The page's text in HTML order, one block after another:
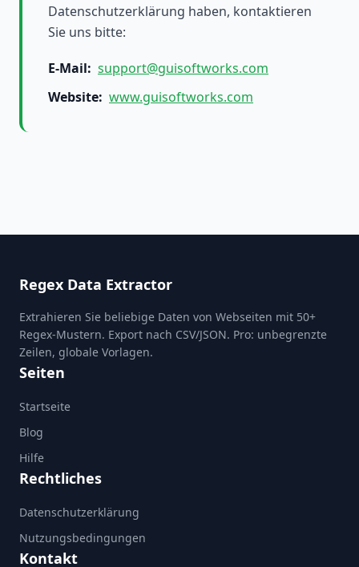
Datenschutzerklärung haben, kontaktieren
Sie uns bitte:
E-Mail: support@guisoftworks.com
Website: www.guisoftworks.com
Regex Data Extractor
Extrahieren Sie beliebige Daten von Webseiten mit 50+
Regex-Mustern. Export nach CSV/JSON. Pro: unbegrenzte
Zeilen, globale Vorlagen.
Seiten
Startseite
Blog
Hilfe
Rechtliches
Datenschutzerklärung
Nutzungsbedingungen
Kontakt